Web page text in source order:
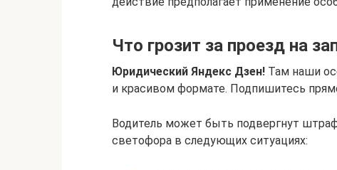
Что грозит за проезд на
Юридический Яндекс Дзен! Там наши
и красивом формате. Подпишитесь
Водитель может быть подвергнут
светофора в следующих ситуациях: